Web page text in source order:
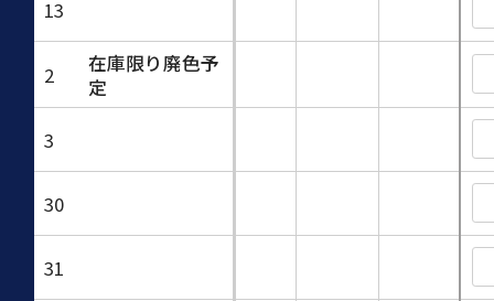
13
2
在庫限り廃色予
定
3
30
31